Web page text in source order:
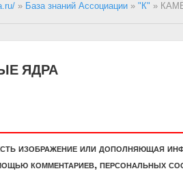
» База знаний Ассоциации »"К" »
ЯДРА
изображение или дополняющая
комментариев, персональных